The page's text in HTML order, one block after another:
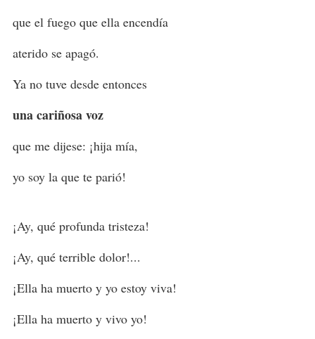
que el fuego que ella encendía
aterido se apagó.
Ya no tuve desde entonces
una cariñosa voz
que me dijese: ¡hija mía,
yo soy la que te parió!
¡Ay, qué profunda tristeza!
¡Ay, qué terrible dolor!...
¡Ella ha muerto y yo estoy viva!
¡Ella ha muerto y vivo yo!